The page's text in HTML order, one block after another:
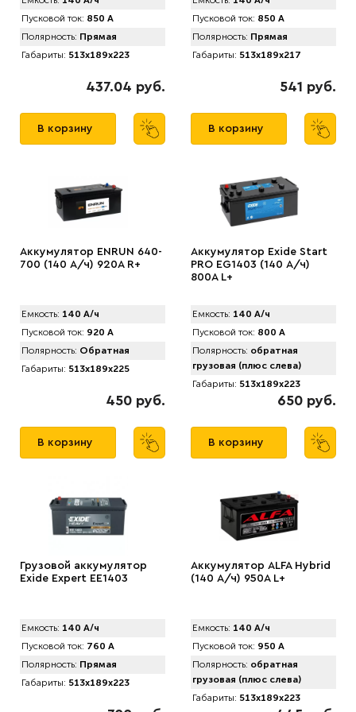
Пусковой ток: 850 А
Полярность: Прямая
Габариты: 513x189x223
437.04 руб.
В корзину
Пусковой ток: 850 А
Полярность: Прямая
Габариты: 513x189x217
541 руб.
В корзину
Аккумулятор ENRUN 640-
700 (140 А/ч) 920A R+
Емкость: 140 А/ч
Пусковой ток: 920 А
Полярность: Обратная
Габариты: 513x189x225
450 руб.
В корзину
Аккумулятор Exide Start
PRO EG1403 (140 А/ч)
800A L+
Емкость: 140 А/ч
Пусковой ток: 800 А
Полярность: обратная
грузовая (плюс слева)
Габариты: 513x189x223
650 руб.
В корзину
Грузовой аккумулятор
Exide Expert EE1403
Емкость: 140 А/ч
Пусковой ток: 760 А
Полярность: Прямая
Габариты: 513x189x223
Аккумулятор ALFA Hybrid
(140 А/ч) 950A L+
Емкость: 140 А/ч
Пусковой ток: 950 А
Полярность: обратная
грузовая (плюс слева)
Габариты: 513x189x223